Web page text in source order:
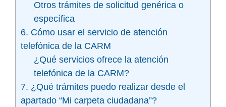
Otros trámites de solicitud genérica o
específica
6. Cómo usar el servicio de atención
telefónica de la CARM
¿Qué servicios ofrece la atención
telefónica de la CARM?
7. ¿Qué trámites puedo realizar desde el
apartado “Mi carpeta ciudadana”?